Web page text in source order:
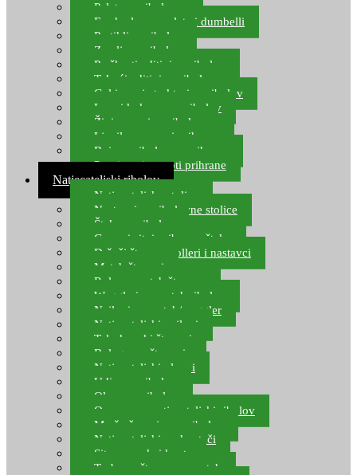
Pelete za ribolov
Feeder lovne pelete i dumbelli
Partikli za ribolov
Zemlja za ribolov
Praškasti aditivi za ribolov
Tekući aditivi za ribolov
Gel i sprej atraktori za ribolov
Lovni kukuruz za ribolov
Živi mamci za ribolov
Ljepilo za crve i prihranu
Boje za ribolovnu prihranu
Provjereni recepti prihrane
Natjecateljski ribolov
Natjecateljske stolice
Nastavci za ribolovne stolice
Šteke za ribolov
Gume i sitni pribor za šteku
Držači štapova rolleri i nastavci
Match štapovi
Role za match štapove
Waggleri za match ribolov
Najloni za match/waggler
Natjecateljski najloni
Teleskopski štapovi
Bolognese štapovi
Natjecateljski plovci
Udice za ribolov
Olovo za ribolov
Oprema za natjecateljski ribolov
Mreže čuvarice za ribolov
Natjecateljski podmetači
Sito, posude i kante
Torbe za štapove – match